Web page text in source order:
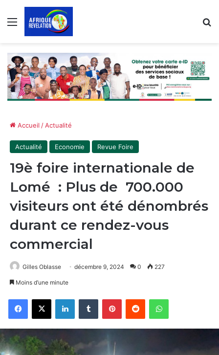
Menu
Accueil /Actualité
Actualité Economie Revue Foire
19è foire internationale de
Lomé : Plus de 700.000
visiteurs ont été dénombrés
durant ce rendez-vous
commercial
Gilles Oblasse décembre 9, 2024 0 227
Moins d’une minute
Facebook
X LinkedinTumblr PinterestReddit WhatsApp